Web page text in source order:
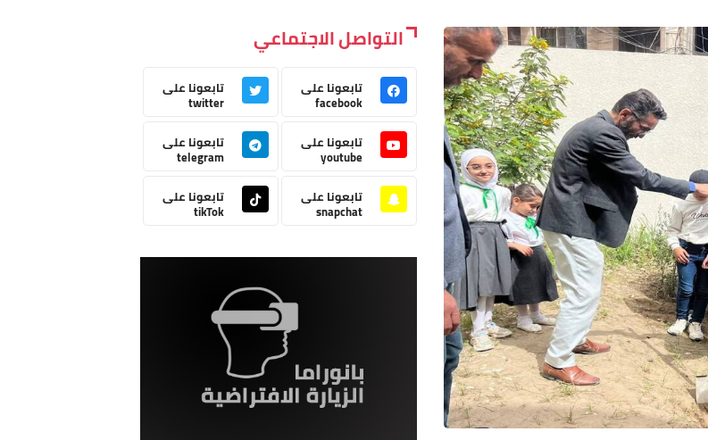
التواصل الاجتماعي
تابعونا على
facebook
تابعونا على
twitter
تابعونا على
youtube
تابعونا على
telegram
تابعونا على
snapchat
تابعونا على
tikTok